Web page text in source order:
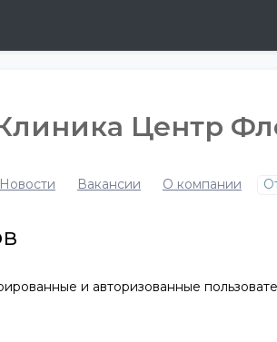
Центр
Новости Вакансии О компании
и авторизованные